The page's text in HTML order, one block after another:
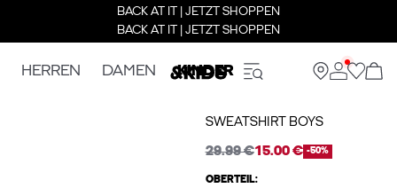
BACK AT IT | JETZT SHOPPEN
BACK AT IT | JETZT SHOPPEN
HERREN DAMEN KINDER
SWEATSHIRT BOYS
29.99 €15.00 € -50%
OBERTEIL: